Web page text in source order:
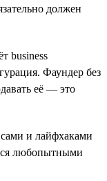
должен
business
Фаундер без
её — это
и лайфхаками
любопытными